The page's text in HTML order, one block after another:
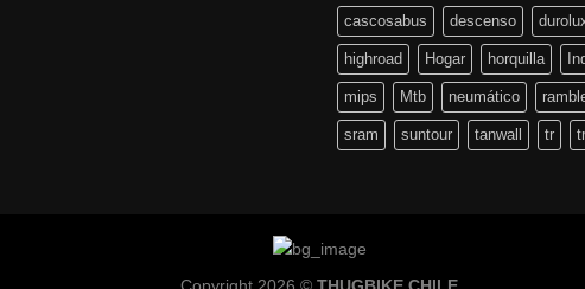
cascosabus descenso
highroad Hogar horquilla
mips Mtb neumático
sram suntour tanwall tr
Copyright 2026 © THUGBIKE CHILE